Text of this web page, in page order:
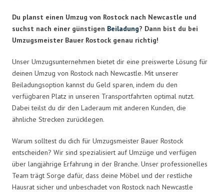
Du planst einen Umzug von Rostock nach Newcastle und
suchst nach einer günstigen Beiladung? Dann bist du bei
Umzugsmeister Bauer Rostock genau richtig!
Unser Umzugsunternehmen bietet dir eine preiswerte Lösung für
deinen Umzug von Rostock nach Newcastle. Mit unserer
Beiladungsoption kannst du Geld sparen, indem du den
verfügbaren Platz in unseren Transportfahrten optimal nutzt.
Dabei teilst du dir den Laderaum mit anderen Kunden, die
ähnliche Strecken zurücklegen.
Warum solltest du dich für Umzugsmeister Bauer Rostock
entscheiden? Wir sind spezialisiert auf Umzüge und verfügen
über langjährige Erfahrung in der Branche. Unser professionelles
Team trägt Sorge dafür, dass deine Möbel und der restliche
Hausrat sicher und unbeschadet von Rostock nach Newcastle